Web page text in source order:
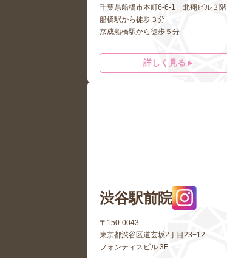
千葉県船橋市本町6-6-1 北翔ビル３階
船橋駅から徒歩３分
京成船橋駅から徒歩５分
詳しく見る ▸
渋谷駅前院
〒150-0043
東京都渋谷区道玄坂2丁目23−12
フォンティスビル 3F